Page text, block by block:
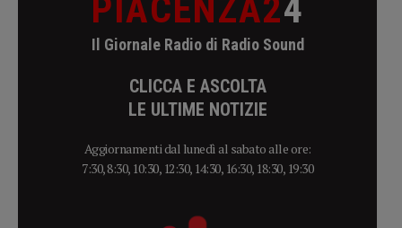
PIACENZA24
Il Giornale Radio di Radio Sound
CLICCA E ASCOLTA
LE ULTIME NOTIZIE
Aggiornamenti dal lunedì al sabato alle ore:
7:30, 8:30, 10:30, 12:30, 14:30, 16:30, 18:30, 19:30